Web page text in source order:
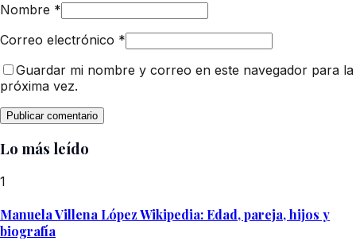
Nombre *
Correo electrónico *
Guardar mi nombre y correo en este navegador para la
próxima vez.
Lo más leído
1
Manuela Villena López Wikipedia: Edad, pareja, hijos y
biografía